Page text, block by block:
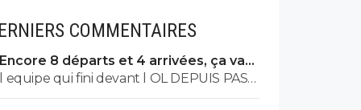
COMMENTAIRES
Encore 8 départs et 4 arrivées, ça va
valser à l'OL
l equipe qui fini devant l OL DEPUIS PAS
MAL DE TPS? lol. t es tro malin toi